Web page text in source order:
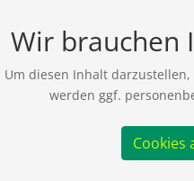
Wir brauchen
Um diesen Inhalt darzustellen,
werden ggf.
Cookies